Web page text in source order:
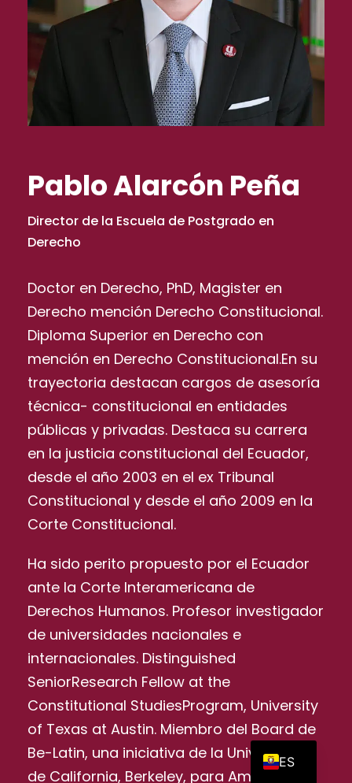
Pablo Alarcón Peña
Director de la Escuela de Postgrado en
Derecho
Doctor en Derecho, PhD, Magister en
Derecho mención Derecho Constitucional.
Diploma Superior en Derecho con
mención en Derecho Constitucional.En su
trayectoria destacan cargos de asesoría
técnica- constitucional en entidades
públicas y privadas. Destaca su carrera
en la justicia constitucional del Ecuador,
desde el año 2003 en el ex Tribunal
Constitucional y desde el año 2009 en la
Corte Constitucional.
Ha sido perito propuesto por el Ecuador
ante la Corte Interamericana de
Derechos Humanos. Profesor investigador
de universidades nacionales e
internacionales. Distinguished
SeniorResearch Fellow at the
Constitutional StudiesProgram, University
of Texas at Austin. Miembro del Board de
Be-Latin, una iniciativa de la Universidad
de California, Berkeley, para América
ES
EN